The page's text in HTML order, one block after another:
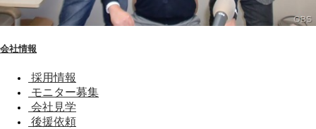
会社情報
採用情報
モニター募集
会社見学
後援依頼